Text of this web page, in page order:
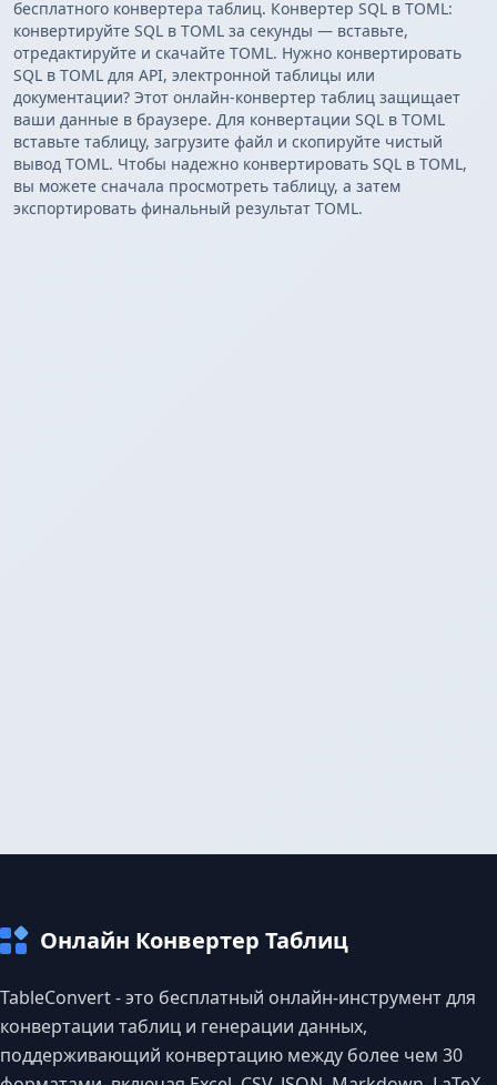
бесплатного конвертера таблиц. Конвертер SQL в TOML:
конвертируйте SQL в TOML за секунды — вставьте,
отредактируйте и скачайте TOML. Нужно конвертировать
SQL в TOML для API, электронной таблицы или
документации? Этот онлайн-конвертер таблиц защищает
ваши данные в браузере. Для конвертации SQL в TOML
вставьте таблицу, загрузите файл и скопируйте чистый
вывод TOML. Чтобы надежно конвертировать SQL в TOML,
вы можете сначала просмотреть таблицу, а затем
экспортировать финальный результат TOML.
Онлайн Конвертер Таблиц
TableConvert - это бесплатный онлайн-инструмент для
конвертации таблиц и генерации данных,
поддерживающий конвертацию между более чем 30